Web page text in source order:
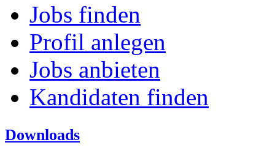
Jobs finden
Profil anlegen
Jobs anbieten
Kandidaten finden
Downloads